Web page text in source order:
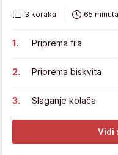
3 koraka 65 minuta
Priprema fila
Priprema biskvita
Slaganje kolača
Vidi